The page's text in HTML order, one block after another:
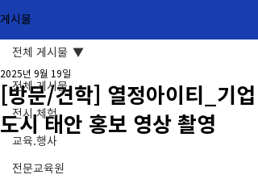
게시물
전체 게시물
전시.체험
교육.행사
전문교육원
전체 게시물
[방문/견학] 열정아이티_기업
도시 태안 홍보 영상 촬영
2025년 9월 19일